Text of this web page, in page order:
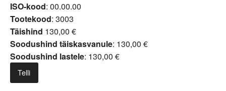
ISO-kood: 00.00.00
Tootekood: 3003
Täishind 130,00 €
Soodushind täiskasvanule: 130,00 €
Soodushind lastele: 130,00 €
Telli